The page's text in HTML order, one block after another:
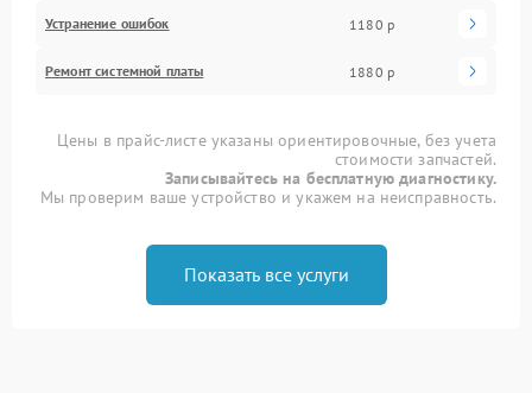
Устранение ошибок 1180 р
Ремонт системной платы 1880 р
Цены в прайс-листе указаны ориентировочные, без учета
стоимости запчастей.
Записывайтесь на бесплатную диагностику.
Мы проверим ваше устройство и укажем на неисправность.
Показать все услуги